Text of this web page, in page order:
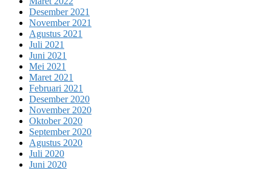
Desember 2021
November 2021
Agustus 2021
Juli 2021
Juni 2021
Mei 2021
Maret 2021
Februari 2021
Desember 2020
November 2020
Oktober 2020
September 2020
Agustus 2020
Juli 2020
Juni 2020